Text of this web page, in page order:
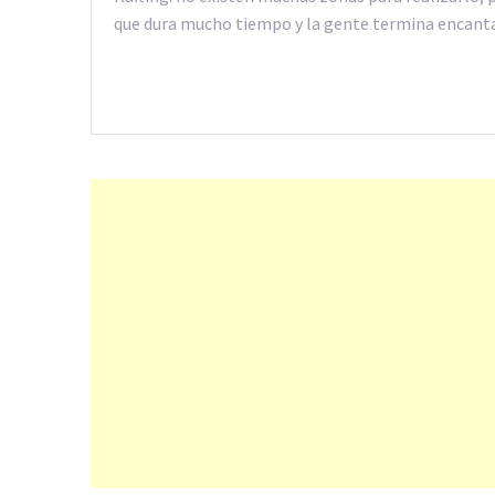
que dura mucho tiempo y la gente termina